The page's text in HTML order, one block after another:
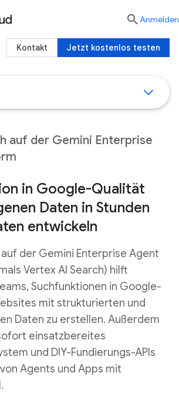
auf der Gemini Enterprise
in Google-Qualität
Daten in Stunden
entwickeln
der Gemini Enterprise Agent
Vertex AI Search) hilft
Suchfunktionen in Google-
mit strukturierten und
Daten zu erstellen. Außerdem
einsatzbereites
und DIY-Fundierungs-APIs
Agents und Apps mit
 Anmelden
Jetzt kostenlos testen
Kontakt